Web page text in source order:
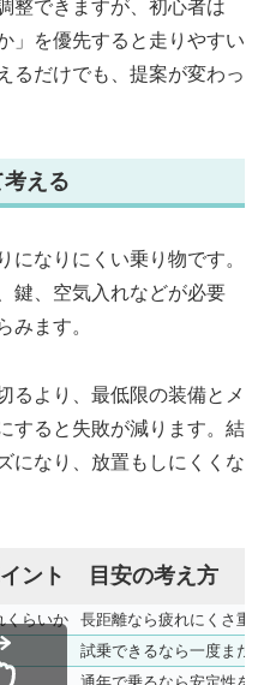
整できますが、初心者は
」を優先すると走りやすい
るだけでも、提案が変わっ
える
になりにくい乗り物です。
鍵、空気入れなどが必要
みます。
るより、最低限の装備とメ
すると失敗が減ります。結
になり、放置もしにくくな
ント 目安の考え方
くらいか
長距離なら疲れにくさ重
試乗できるなら一度また